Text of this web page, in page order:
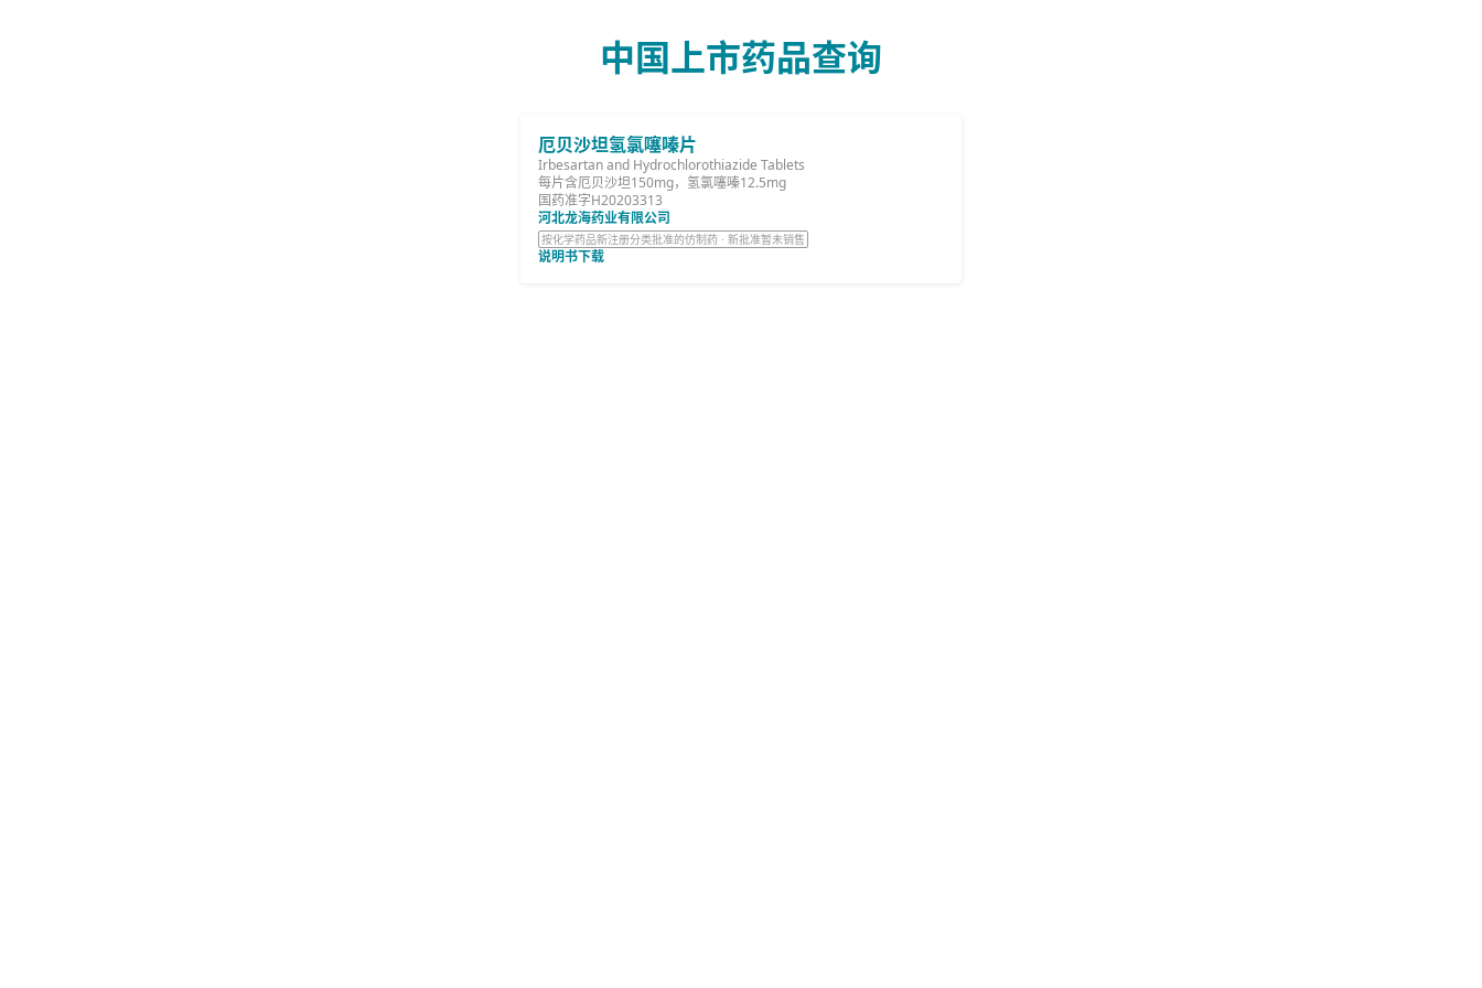
中国上市药品查询
厄贝沙坦氢氯噻嗪片
Irbesartan and Hydrochlorothiazide Tablets
每片含厄贝沙坦150mg，氢氯噻嗪12.5mg
国药准字H20203313
河北龙海药业有限公司
按化学药品新注册分类批准的仿制药 · 新批准暂未销售
说明书下载